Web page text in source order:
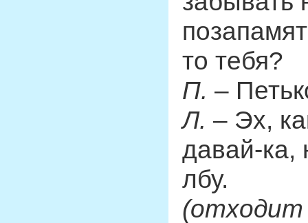
то тебя?
П. –
Л. – Эх,
давай-ка,
лбу.
(отходит